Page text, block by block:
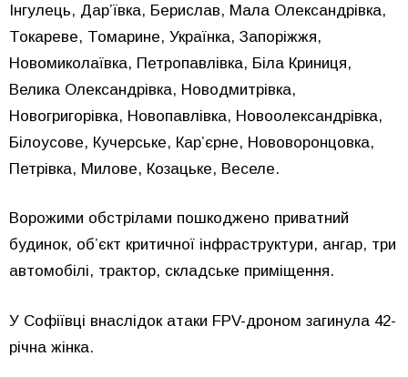
Інгулець, Дар’ївка, Берислав, Мала Олександрівка,
Токареве, Томарине, Українка, Запоріжжя,
Новомиколаївка, Петропавлівка, Біла Криниця,
Велика Олександрівка, Новодмитрівка,
Новогригорівка, Новопавлівка, Новоолександрівка,
Білоусове, Кучерське, Кар’єрне, Нововоронцовка,
Петрівка, Милове, Козацьке, Веселе.
Ворожими обстрілами пошкоджено приватний
будинок, об’єкт критичної інфраструктури, ангар, три
автомобілі, трактор, складське приміщення.
У Софіївці внаслідок атаки FPV-дроном загинула 42-
річна жінка.